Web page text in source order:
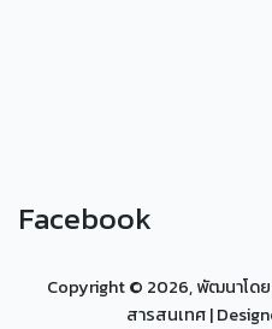
Facebook
Copyright © 2026, พัฒนาโดย
สารสนเทศ|